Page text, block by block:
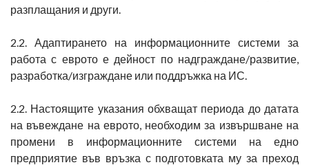
разплащания и други.
2.2. Адаптирането на информационните системи за
работа с еврото е дейност по надграждане/развитие,
разработка/изграждане или поддръжка на ИС.
2.2. Настоящите указания обхващат периода до датата
на въвеждане на еврото, необходим за извършване на
промени в информационните системи на едно
предприятие във връзка с подготовката му за преход